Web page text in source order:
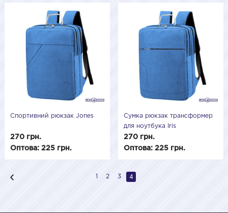
Спортивний рюкзак Jones
270 грн.
Оптова: 225 грн.
Сумка рюкзак трансформер
для ноутбука Iris
270 грн.
Оптова: 225 грн.
1 2 3 4